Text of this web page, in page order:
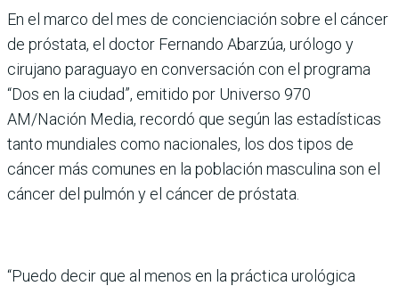
En el marco del mes de concienciación sobre el cáncer
de próstata, el doctor Fer­nando Abarzúa, urólogo y
cirujano paraguayo en con­versación con el programa
“Dos en la ciudad”, emi­tido por Universo 970
AM/Nación Media, recordó que según las estadísticas
tanto mundiales como naciona­les, los dos tipos de
cáncer más comunes en la pobla­ción masculina son el
cán­cer del pulmón y el cáncer de próstata.
“Puedo decir que al menos en la práctica urológica